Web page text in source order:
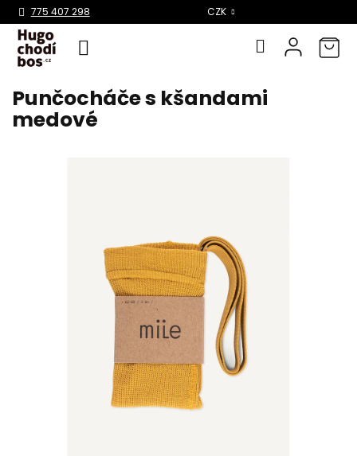
Přejít
obsah
775 407 298 CZK
Punčocháče s kšandami
medové